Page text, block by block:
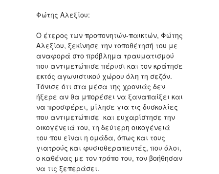
Φώτης Αλεξίου:
Ο έτερος των προπονητών-παικτών, Φώτης
Αλεξίου, ξεκίνησε την τοποθέτησή του με
αναφορά στο πρόβλημα τραυματισμού
που αντιμετώπισε πέρυσι και τον κράτησε
εκτός αγωνιστικού χώρου όλη τη σεζόν.
Τόνισε ότι στα μέσα της χρονιάς δεν
ήξερε αν θα μπορέσει να ξαναπαίξει και
να προσφέρει, μίλησε για τις δυσκολίες
που αντιμετώπισε και ευχαρίστησε την
οικογένειά του, τη δεύτερη οικογένειά
του που είναι η ομάδα, όπως και τους
γιατρούς και φυσιοθεραπευτές, που όλοι,
ο καθένας με τον τρόπο του, τον βοήθησαν
να τις ξεπεράσει.